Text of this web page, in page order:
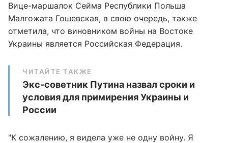
Вице-маршалок Сейма Республики Польша
Малгожата Гошевская, в свою очередь, также
отметила, что виновником войны на Востоке
Украины является Российская Федерация.
ЧИТАЙТЕ ТАКЖЕ
Экс-советник Путина назвал сроки и
условия для примирения Украины и
России
"К сожалению, я видела уже не одну войну. Я